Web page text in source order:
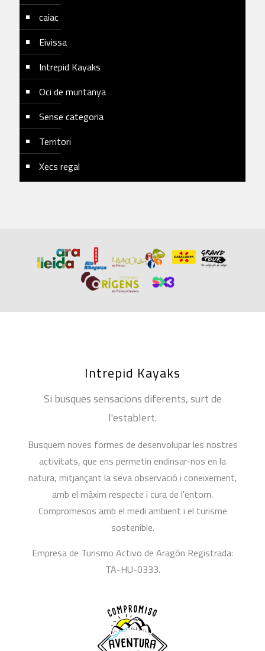
caiac
Eivissa
Intrepid Kayaks
Oci de muntanya
Sense categoria
Territori
Xecs regal
Intrepid Kayaks
Si busques sensacions diferents, surt de
l'establert.
Busquem noves formes de desenvolupar les nostres
activitats, que ens permetin endinsar-nos en la
natura, mitjançant la seva observació i coneixement,
amb el màxim respecte i cura de l'entorn.
Compromesos amb el medi ambient i el turisme
sostenible.
Empresa de Turismo Activo de Aragón Registrada:
TA-HU-0333.